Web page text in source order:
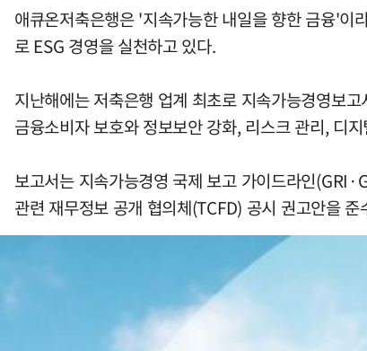
애큐온저축은행은 '지속가능한 내일을 향한 금융'이
로 ESG 경영을 실천하고 있다.
지난해에는 저축은행 업계 최초로 지속가능경영보
금융소비자 보호와 정보보안 강화, 리스크 관리, 디
보고서는 지속가능경영 국제 보고 가이드라인
관련 재무정보 공개 협의체(TCFD) 공시 권고안을